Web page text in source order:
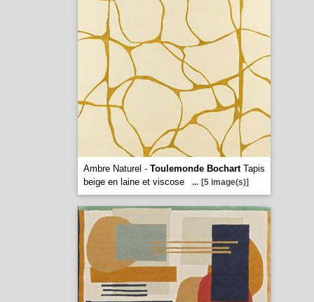
Ambre Naturel - Toulemonde BochartTapis
beige en laine et viscose
... [5 image(s)]